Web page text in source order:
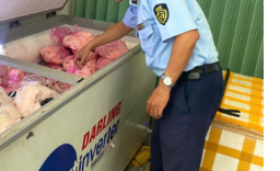
Nghệ sĩ
Thời trang
Sao Việt